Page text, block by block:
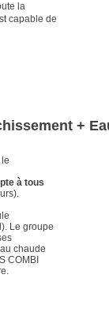
la
capable de
+
à tous
Le groupe
chaude
COMBI